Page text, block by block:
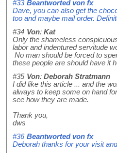
#33 Beantworted von fx
Dave, you can also get the
too and maybe mail order.
#34 Von: Kat
Only the shameless
labor and indentured servitude
No man should be forced to
these people are should have it
#35 Von: Deborah Stratmann
I did like this article ... and the
always to keep some on hand
see how they are made.
Thank you,
dws
#36 Beantworted von fx
Deborah thanks for your visit